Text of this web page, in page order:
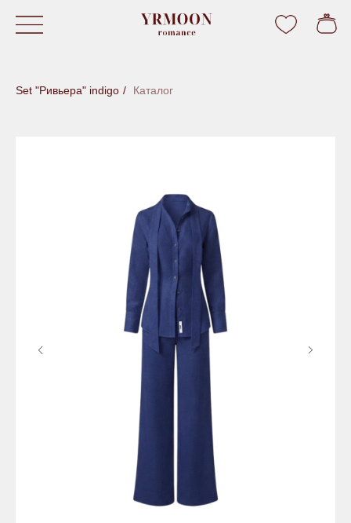
Set "Ривьера" indigo / Каталог